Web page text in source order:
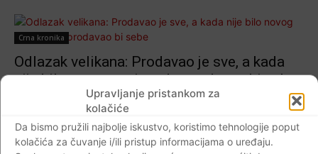
Upravljanje pristankom za
kolačiće
Da bismo pružili najbolje iskustvo, koristimo tehnologije poput
kolačića za čuvanje i/ili pristup informacijama o uređaju.
Crna kronika
Odlazak velikana: Prodavao je sve, a kada
nije bilo novog proizvoda, prodavao bi sebe
Braniteljski portal - 03.07.2019 0